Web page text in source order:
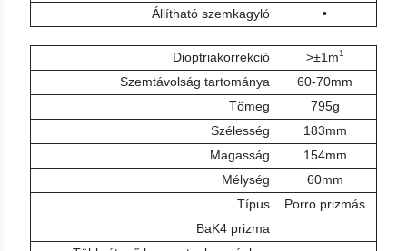
Állítható szemkagyló
•
Dioptriakorrekció >±1m1
Szemtávolság tartománya
60-70mm
Tömeg
795g
Szélesség
183mm
Magasság
154mm
Mélység
60mm
Típus
Porro prizmás
BaK4 prizma